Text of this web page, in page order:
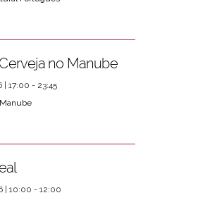
no Manube
| 17:00 - 23:45
| 10:00 - 12:00